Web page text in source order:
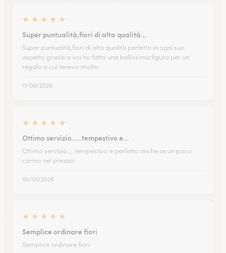
★ ★ ★ ★ ★
Super puntualità,fiori di alta qualità…
Super puntualità,fiori di alta qualità perfetto in ogni suo
aspetto grazie a voi ho fatto una bellissima figura per un
regalo a cui tenevo molto
11/06/2026
★ ★ ★ ★ ★
Ottimo servizio.....tempestivo e…
Ottimo servizio.....tempestivo e perfetto anche se un poco
carino nel prezzo!
05/01/2026
★ ★ ★ ★ ★
Semplice ordinare fiori
Semplice ordinare fiori